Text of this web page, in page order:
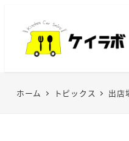
ホーム トピックス 出店